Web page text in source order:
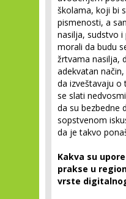
školama, koji bi
pismenosti, a
nasilja, sudstvo i
morali da budu
žrtvama nasilja,
adekvatan
da izveštavaju o
se slati
da su bezbedne
sopstvenom
da je takvo
Kakva su
prakse u
vrste